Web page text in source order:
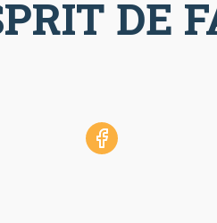
DE